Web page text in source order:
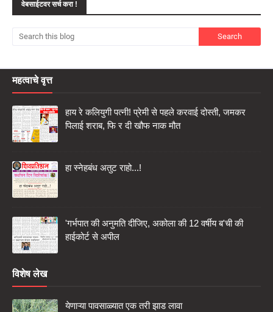
वेबसाईटवर सर्च करा !
महत्वाचे वृत्त
हाय रे कलियुगी पत्नी! प्रेमी से पहले करवाई दोस्ती, जमकर
पिलाई शराब, फि र दी खौफ नाक मौत
हा स्नेहबंध अतुट राहो...!
'गर्भपात की अनुमति दीजिए, अकोला की 12 वर्षीय ब'ची की
हाईकोर्ट से अपील
विशेष लेख
येणाऱ्या पावसाळ्यात एक तरी झाड लावा